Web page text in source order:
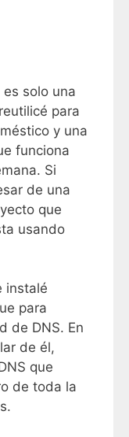
solo una
para
y una
funciona
Si
de una
que
usando
instalé
para
de DNS. En
de él,
que
de toda la